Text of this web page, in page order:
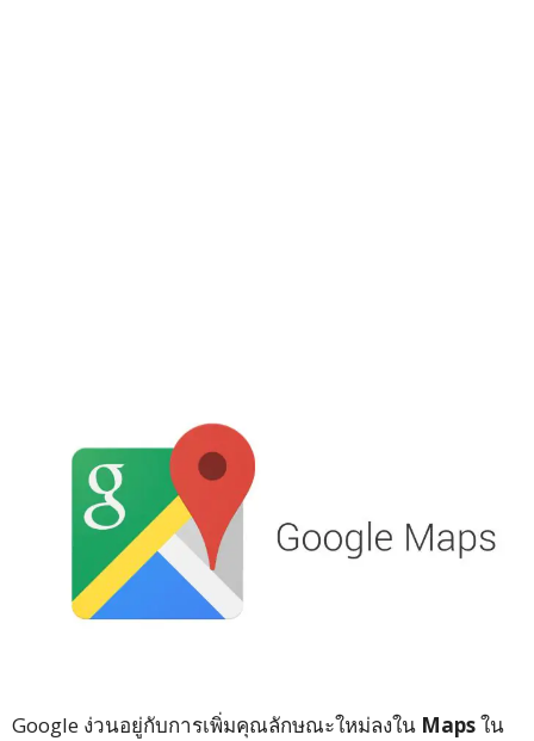
Google ง่วนอยู่กับการเพิ่มคุณลักษณะใหม่ลงใน Mapsใน